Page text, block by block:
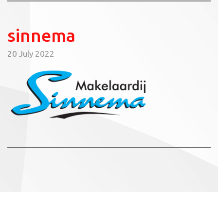
sinnema
20 July 2022